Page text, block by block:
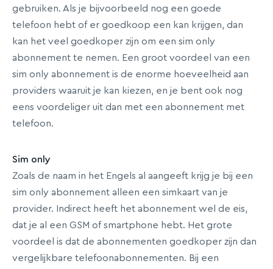
gebruiken. Als je bijvoorbeeld nog een goede
telefoon hebt of er goedkoop een kan krijgen, dan
kan het veel goedkoper zijn om een sim only
abonnement te nemen. Een groot voordeel van een
sim only abonnement is de enorme hoeveelheid aan
providers waaruit je kan kiezen, en je bent ook nog
eens voordeliger uit dan met een abonnement met
telefoon.
Sim only
Zoals de naam in het Engels al aangeeft krijg je bij een
sim only abonnement alleen een simkaart van je
provider. Indirect heeft het abonnement wel de eis,
dat je al een GSM of smartphone hebt. Het grote
voordeel is dat de abonnementen goedkoper zijn dan
vergelijkbare telefoonabonnementen. Bij een